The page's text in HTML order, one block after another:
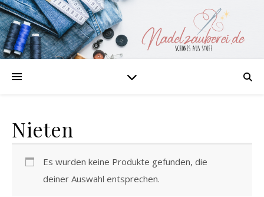
Nieten
Es wurden keine Produkte gefunden, die
deiner Auswahl entsprechen.